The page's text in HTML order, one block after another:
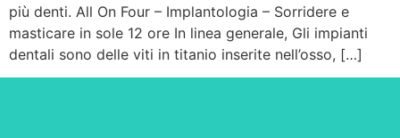
più denti. All On Four – Implantologia – Sorridere e
masticare in sole 12 ore In linea generale, Gli impianti
dentali sono delle viti in titanio inserite nell’osso, […]